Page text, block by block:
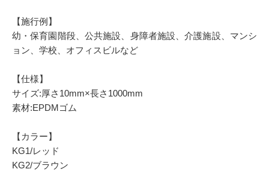
【施行例】
幼・保育園階段、公共施設、身障者施設、介護施設、マンシ
ョン、学校、オフィスビルなど
【仕様】
サイズ:厚さ10mm×長さ1000mm
素材:EPDMゴム
【カラー】
KG1/レッド
KG2/ブラウン